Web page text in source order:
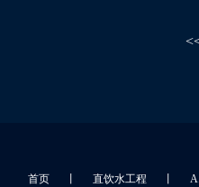
首页 直饮水工程